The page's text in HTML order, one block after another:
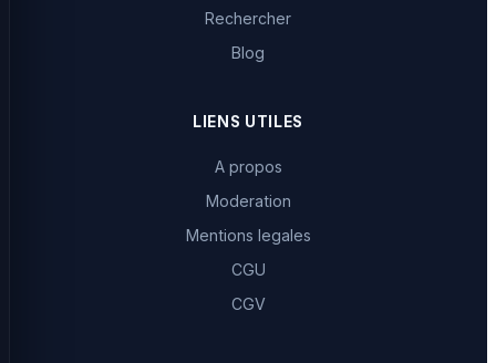
Rechercher
Blog
LIENS UTILES
A propos
Moderation
Mentions legales
CGU
CGV